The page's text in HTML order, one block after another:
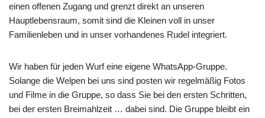
einen offenen Zugang und grenzt direkt an unseren
Hauptlebensraum, somit sind die Kleinen voll in unser
Familienleben und in unser vorhandenes Rudel integriert.
Wir haben für jeden Wurf eine eigene WhatsApp-Gruppe.
Solange die Welpen bei uns sind posten wir regelmäßig Fotos
und Filme in die Gruppe, so dass Sie bei den ersten Schritten,
bei der ersten Breimahlzeit … dabei sind. Die Gruppe bleibt ein